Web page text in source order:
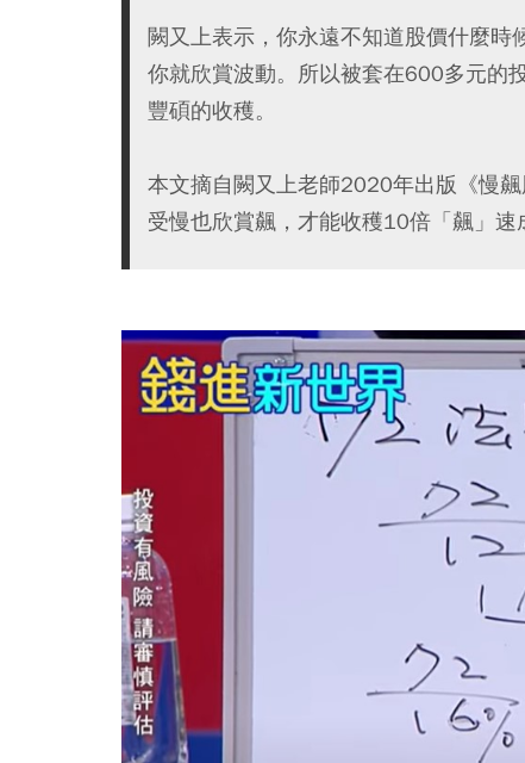
闕又上表示，你永遠不知道股價什麼時
你就欣賞波動。所以被套在600多元的
豐碩的收穫。
本文摘自闕又上老師2020年出版《慢
受慢也欣賞飆，才能收穫10倍「飆」速